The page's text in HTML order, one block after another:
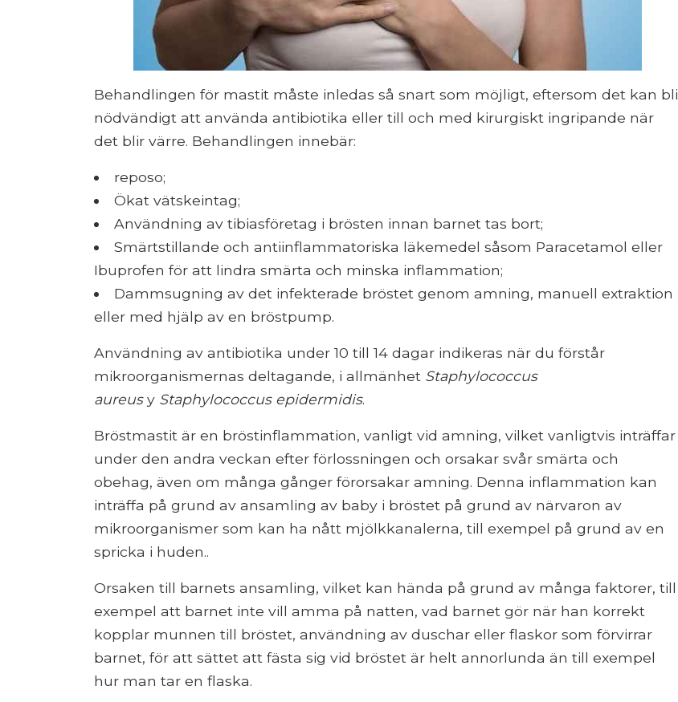
Behandlingen för mastit måste inledas så snart som möjligt, eftersom det kan bli
nödvändigt att använda antibiotika eller till och med kirurgiskt ingripande när
det blir värre. Behandlingen innebär:
reposo;
Ökat vätskeintag;
Användning av tibiasföretag i brösten innan barnet tas bort;
Smärtstillande och antiinflammatoriska läkemedel såsom Paracetamol eller
Ibuprofen för att lindra smärta och minska inflammation;
Dammsugning av det infekterade bröstet genom amning, manuell extraktion
eller med hjälp av en bröstpump.
Användning av antibiotika under 10 till 14 dagar indikeras när du förstår
mikroorganismernas deltagande, i allmänhet Staphylococcus
aureusy Staphylococcus epidermidis.
Bröstmastit är en bröstinflammation, vanligt vid amning, vilket vanligtvis inträffar
under den andra veckan efter förlossningen och orsakar svår smärta och
obehag, även om många gånger förorsakar amning. Denna inflammation kan
inträffa på grund av ansamling av baby i bröstet på grund av närvaron av
mikroorganismer som kan ha nått mjölkkanalerna, till exempel på grund av en
spricka i huden..
Orsaken till barnets ansamling, vilket kan hända på grund av många faktorer, till
exempel att barnet inte vill amma på natten, vad barnet gör när han korrekt
kopplar munnen till bröstet, användning av duschar eller flaskor som förvirrar
barnet, för att sättet att fästa sig vid bröstet är helt annorlunda än till exempel
hur man tar en flaska.